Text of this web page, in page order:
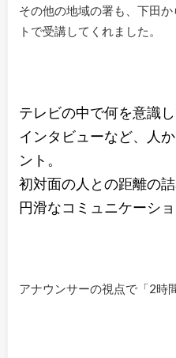
その他の地域の署も、下田
トで受講してくれました。
テレビの中で何を意識
インタビューなど、人
ント。
初対面の人との距離の詰
円滑なコミュニケーシ
アナウンサーの視点で「2時